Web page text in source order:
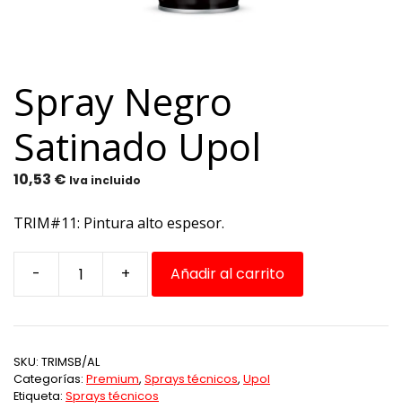
Spray Negro
Satinado Upol
10,53 € Iva incluido
TRIM#11: Pintura alto espesor.
-
Spray
Satinado
cantidad
+ Añadir al carrito
SKU: TRIMSB/AL
Categorías: Premium, Sprays técnicos, Upol
Etiqueta: Sprays técnicos